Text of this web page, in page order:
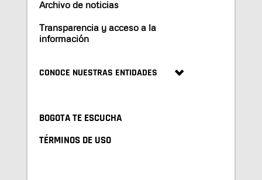
Archivo de noticias
Transparencia y acceso a la
información
CONOCE NUESTRAS ENTIDADES
BOGOTA TE ESCUCHA
TÉRMINOS DE USO